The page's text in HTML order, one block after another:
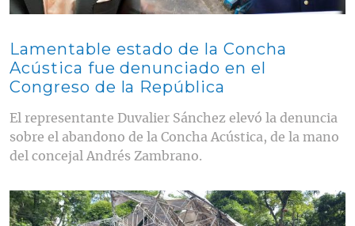
Lamentable estado de la Concha
Acústica fue denunciado en el
Congreso de la República
El representante Duvalier Sánchez elevó la denuncia
sobre el abandono de la Concha Acústica, de la mano
del concejal Andrés Zambrano.
Contenido multimedia principal